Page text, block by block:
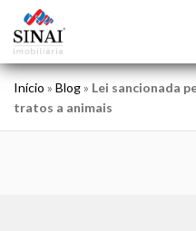
Início » Blog» Lei sancionada
tratos a animais